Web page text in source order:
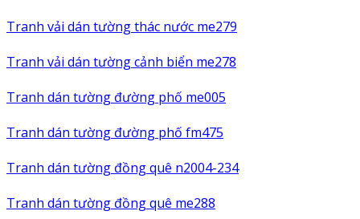
Tranh vải dán tường thác nước me279
Tranh vải dán tường cảnh biển me278
Tranh dán tường đường phố me005
Tranh dán tường đường phố fm475
Tranh dán tường đồng quê n2004-234
Tranh dán tường đồng quê me288